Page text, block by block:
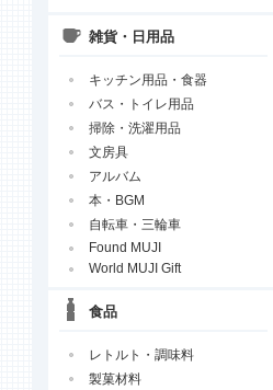
雑貨・日用品
キッチン用品・食器
バス・トイレ用品
掃除・洗濯用品
文房具
アルバム
本・BGM
自転車・三輪車
Found MUJI
World MUJI Gift
食品
レトルト・調味料
製菓材料